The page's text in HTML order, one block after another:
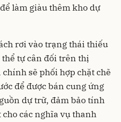
làm giàu thêm kho dự
rơi vào trạng thái thiếu
tự cân đối trên thị
sẽ phối hợp chặt chẽ
để được bán cung ứng
dự trữ, đảm bảo tính
các nghĩa vụ thanh